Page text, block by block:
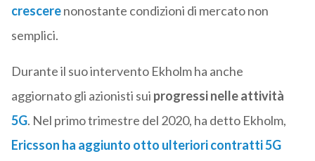
crescerenonostante condizioni di mercato non
semplici.
Durante il suo intervento Ekholm ha anche
aggiornato gli azionisti sui progressi nelle attività
5G. Nel primo trimestre del 2020, ha detto Ekholm,
Ericsson ha aggiunto otto ulteriori contratti 5G